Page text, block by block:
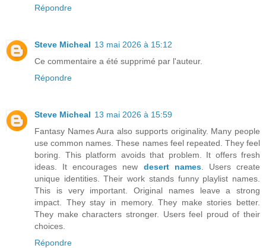
Répondre
Steve Micheal 13 mai 2026 à 15:12
Ce commentaire a été supprimé par l'auteur.
Répondre
Steve Micheal 13 mai 2026 à 15:59
Fantasy Names Aura also supports originality. Many people
use common names. These names feel repeated. They feel
boring. This platform avoids that problem. It offers fresh
ideas. It encourages new desert names. Users create
unique identities. Their work stands funny playlist names.
This is very important. Original names leave a strong
impact. They stay in memory. They make stories better.
They make characters stronger. Users feel proud of their
choices.
Répondre